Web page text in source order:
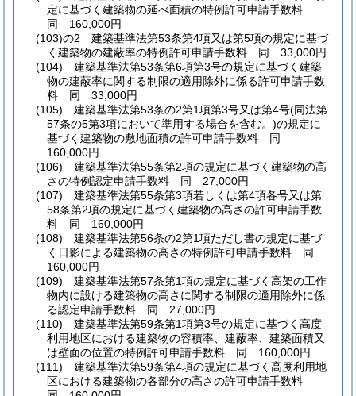
定に基づく建築物の延べ面積の特例許可申請手数料
同 160,000円
(103)の2
建築基準法第53条第4項又は第5項の規定に基づ
く建築物の建蔽率の特例許可申請手数料 同 33,000円
(104)
建築基準法第53条第6項第3号の規定に基づく建築
物の建蔽率に関する制限の適用除外に係る許可申請手数
料 同 33,000円
(105)
建築基準法第53条の2第1項第3号又は第4号(同法第
57条の5第3項において準用する場合を含む。)の規定に
基づく建築物の敷地面積の許可申請手数料 同
160,000円
(106)
建築基準法第55条第2項の規定に基づく建築物の高
さの特例認定申請手数料 同 27,000円
(107)
建築基準法第55条第3項若しくは第4項各号又は第
58条第2項の規定に基づく建築物の高さの許可申請手数
料 同 160,000円
(108)
建築基準法第56条の2第1項ただし書の規定に基づ
く日影による建築物の高さの特例許可申請手数料 同
160,000円
(109)
建築基準法第57条第1項の規定に基づく高架の工作
物内に設ける建築物の高さに関する制限の適用除外に係
る認定申請手数料 同 27,000円
(110)
建築基準法第59条第1項第3号の規定に基づく高度
利用地区における建築物の容積率、建蔽率、建築面積又
は壁面の位置の特例許可申請手数料 同 160,000円
(111)
建築基準法第59条第4項の規定に基づく高度利用地
区における建築物の各部分の高さの許可申請手数料